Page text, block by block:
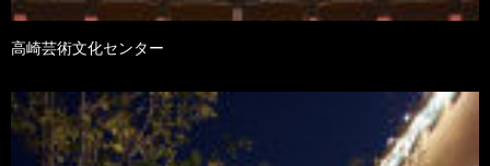
高崎芸術文化センター